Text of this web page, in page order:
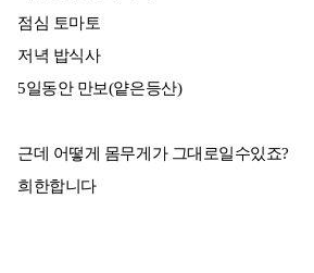
점심 토마토
저녁 밥식사
5일동안 만보(얕은등산)
근데 어떻게 몸무게가 그대로일수있죠?
희한합니다